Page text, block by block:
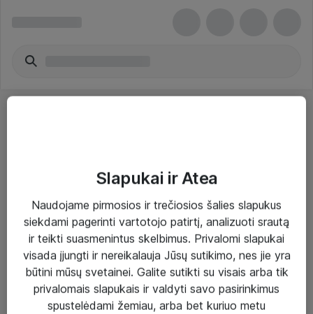
Paslaugos
Sprendimai
Įgyvendinti projektai
Atea ekspertų patarimai verslui
Slapukai ir Atea
Naudojame pirmosios ir trečiosios šalies slapukus
siekdami pagerinti vartotojo patirtį, analizuoti srautą
ir teikti suasmenintus skelbimus. Privalomi slapukai
visada įjungti ir nereikalauja Jūsų sutikimo, nes jie yra
būtini mūsų svetainei. Galite sutikti su visais arba tik
privalomais slapukais ir valdyti savo pasirinkimus
spustelėdami žemiau, arba bet kuriuo metu